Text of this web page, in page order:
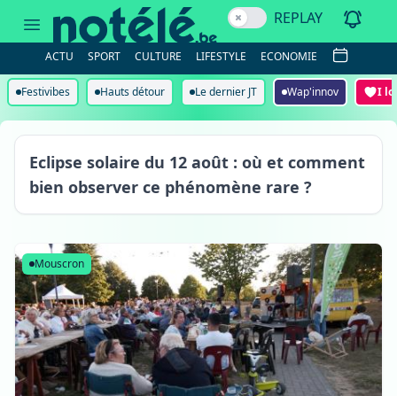
REPLAY
ACTU SPORT CULTURE LIFESTYLE ECONOMIE
Festivibes Hauts détour Le dernier JT Wap'innov I
Eclipse solaire du 12 août : où et comment
bien observer ce phénomène rare ?
Mouscron